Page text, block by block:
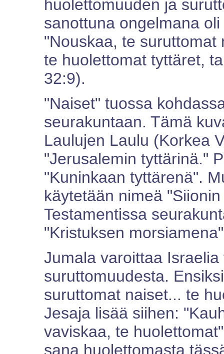
huolettomuuden ja
sanottuna ongelmana
"Nouskaa, te
te huolettomat tyttäret,
32:9).
"Naiset" tuossa
seurakuntaan. Tämä
Laulujen Laulu (Korkea
"Jerusalemin tyttärinä."
"Kuninkaan tyttärenä".
käytetään nimeä
Testamentissa
"Kristuksen
Jumala varoittaa
suruttomuudesta.
suruttomat naiset... te
Jesaja lisää siihen:
vaviskaa, te
sana huolettomasta